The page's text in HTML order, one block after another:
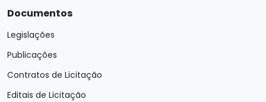
Documentos
Legislações
Publicações
Contratos de Licitação
Editais de Licitação